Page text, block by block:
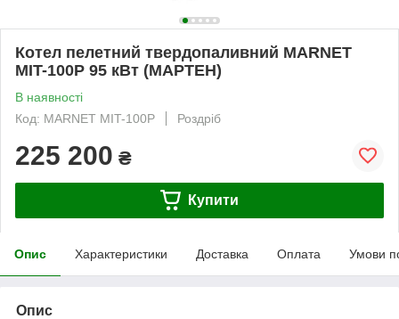
Котел пелетний твердопаливний MARNET
MIT-100P 95 кВт (МАРТЕН)
В наявності
Код: MARNET MIT-100P
Роздріб
225 200 ₴
Купити
Опис Характеристики Доставка Оплата Умови
Опис